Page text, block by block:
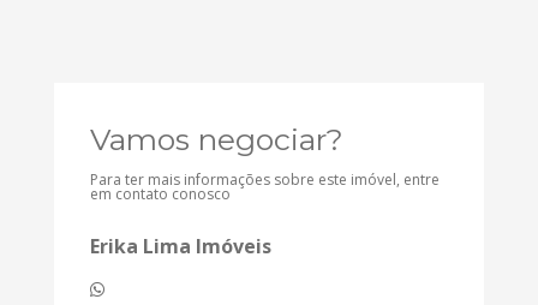
Vamos negociar?
Para ter mais informações sobre este imóvel, entre
em contato conosco
Erika Lima Imóveis